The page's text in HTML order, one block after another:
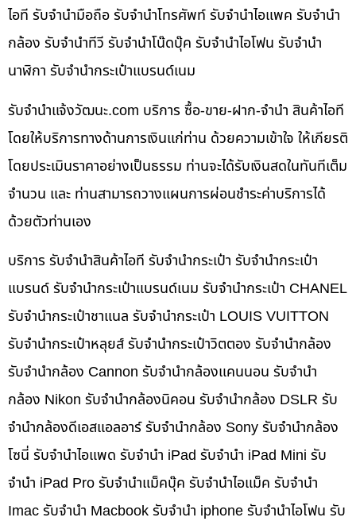
ไอที รับจำนำมือถือ รับจำนำโทรศัพท์ รับจำนำไอแพค รับจำนำ
กล้อง รับจำนำทีวี รับจำนำโน๊ดบุ๊ค รับจำนำไอโฟน รับจำนำ
นาฬิกา รับจำนำกระเป๋าแบรนด์เนม
รับจํานําแจ้งวัฒนะ.com บริการ ซื้อ-ขาย-ฝาก-จำนำ สินค้าไอที
โดยให้บริการทางด้านการเงินแก่ท่าน ด้วยความเข้าใจ ให้เกียรติ
โดยประเมินราคาอย่างเป็นธรรม ท่านจะได้รับเงินสดในทันทีเต็ม
จำนวน และ ท่านสามารถวางแผนการผ่อนชำระค่าบริการได้
ด้วยตัวท่านเอง
บริการ รับจำนำสินค้าไอที รับจำนำกระเป๋า รับจำนำกระเป๋า
แบรนด์ รับจำนำกระเป๋าแบรนด์เนม รับจำนำกระเป๋า CHANEL
รับจำนำกระเป๋าชาแนล รับจำนำกระเป๋า LOUIS VUITTON
รับจำนำกระเป๋าหลุยส์ รับจำนำกระเป๋าวิตตอง รับจำนำกล้อง
รับจำนำกล้อง Cannon รับจำนำกล้องแคนนอน รับจำนำ
กล้อง Nikon รับจำนำกล้องนิคอน รับจำนำกล้อง DSLR รับ
จำนำกล้องดีเอสแอลอาร์ รับจำนำกล้อง Sony รับจำนำกล้อง
โซนี่ รับจำนำไอแพด รับจำนำ iPad รับจำนำ iPad Mini รับ
จำนำ iPad Pro รับจำนำแม็คบุ๊ค รับจำนำไอแม็ค รับจำนำ
Imac รับจำนำ Macbook รับจำนำ iphone รับจำนำไอโฟน รับ